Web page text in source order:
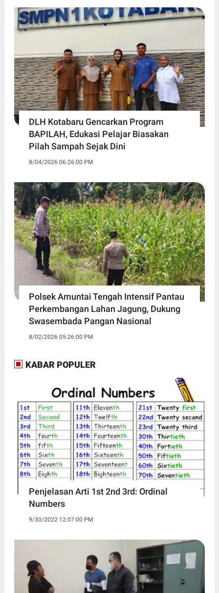
DLH Kotabaru Gencarkan Program
BAPILAH, Edukasi Pelajar Biasakan
Pilah Sampah Sejak Dini
8/04/2026 06:26:00 PM
Polsek Amuntai Tengah Intensif Pantau
Perkembangan Lahan Jagung, Dukung
Swasembada Pangan Nasional
8/02/2026 05:26:00 PM
KABAR POPULER
Penjelasan Arti 1st 2nd 3rd: Ordinal
Numbers
9/30/2022 12:07:00 PM